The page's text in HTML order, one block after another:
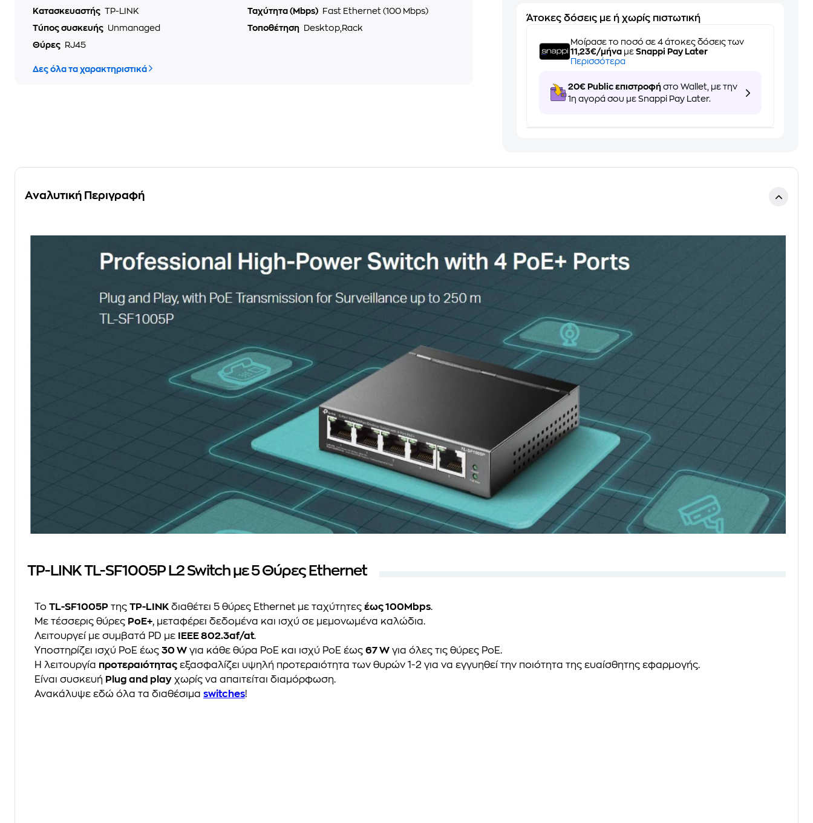
Κατασκευαστής TP-LINK Ταχύτητα (Mbps)
Fast Ethernet (100 Mbps)
Τύπος συσκευής Unmanaged Τοποθέτηση
Desktop,Rack
Θύρες
RJ45
Δες όλα τα χαρακτηριστικά
Άτοκες δόσεις με ή χωρίς πιστωτική
Μοίρασε το ποσό σε 4 άτοκες δόσεις των
11,23€/μήνα μεSnappi Pay Later
Περισσότερα
20€ Public επιστροφή στο Wallet, με την
1η αγορά σου με Snappi Pay Later.
Αναλυτική Περιγραφή
TP-LINK TL-SF1005P L2 Switch με 5 Θύρες Ethernet
Το TL-SF1005P της TP-LINK διαθέτει 5 θύρες Ethernet με ταχύτητες έως 100Mbps.
Με τέσσερις θύρες PoE+, μεταφέρει δεδομένα και ισχύ σε μεμονωμένα καλώδια.
Λειτουργεί με συμβατά PD με
IEEE 802.3af/at.
Υποστηρίζει ισχύ PoE έως 30 W για κάθε θύρα PoE και ισχύ PoE έως 67 W για όλες τις θύρες PoE.
Η λειτουργία προτεραιότητας εξασφαλίζει υψηλή προτεραιότητα των θυρών 1-2 για να εγγυηθεί την ποιότητα της ευαίσθητης εφαρμογής.
Είναι συσκευή Plug and play χωρίς να απαιτείται διαμόρφωση.
Ανακάλυψε εδώ όλα τα διαθέσιμα switches!